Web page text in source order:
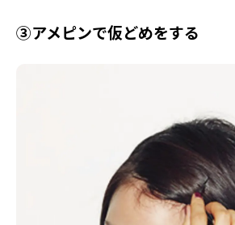
③アメピンで仮どめをする